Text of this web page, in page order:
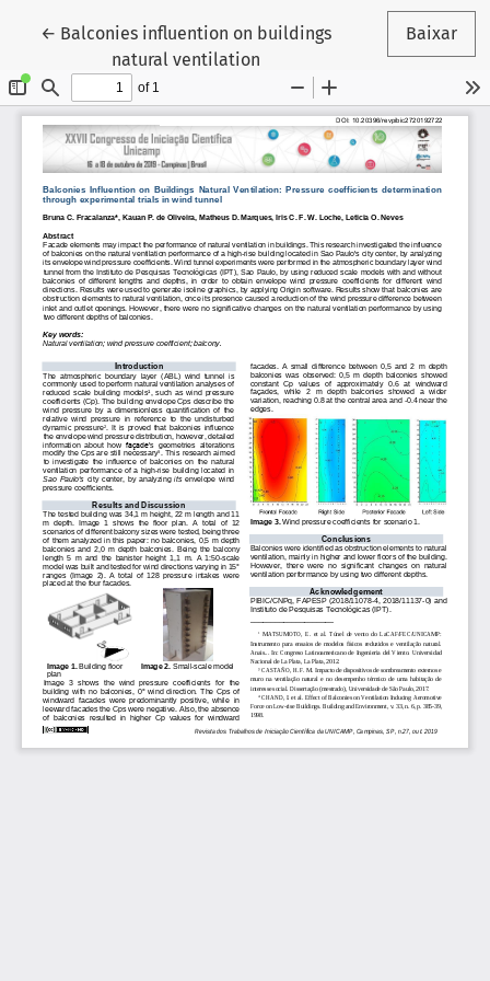
← Voltar aos Detalhes do Artigo
Balconies influention on buildings
natural ventilation
Baixar